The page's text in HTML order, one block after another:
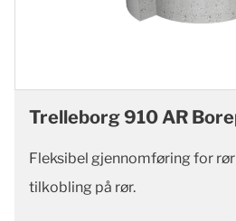
Trelleborg 910 AR
Fleksibel gjennomføring for
tilkobling på rør.